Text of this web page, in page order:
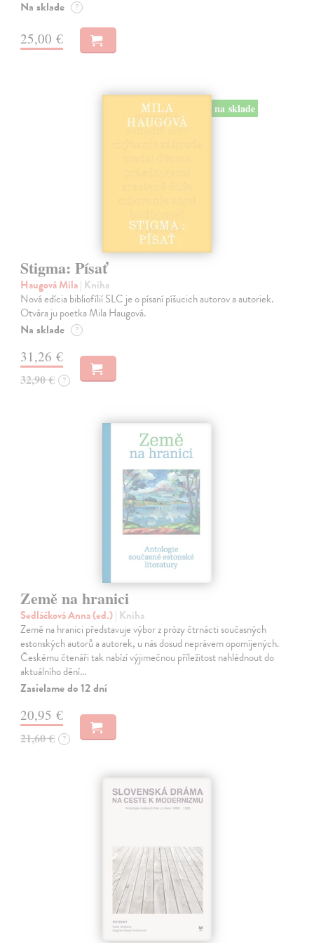
Na sklade ?
25,00 €
na sklade
Stigma: Písať
Haugová Mila| Kniha
Nová edícia bibliofílií SLC je o písaní píšucich autorov a autoriek.
Otvára ju poetka Mila Haugová.
Na sklade ?
31,26 €
32,90 € ?
Země na hranici
Sedláčková Anna (ed.)| Kniha
Země na hranici představuje výbor z prózy čtrnácti současných
estonských autorů a autorek, u nás dosud neprávem opomíjených.
Českému čtenáři tak nabízí výjimečnou příležitost nahlédnout do
aktuálního dění…
Zasielame do 12 dní
20,95 €
21,60 € ?